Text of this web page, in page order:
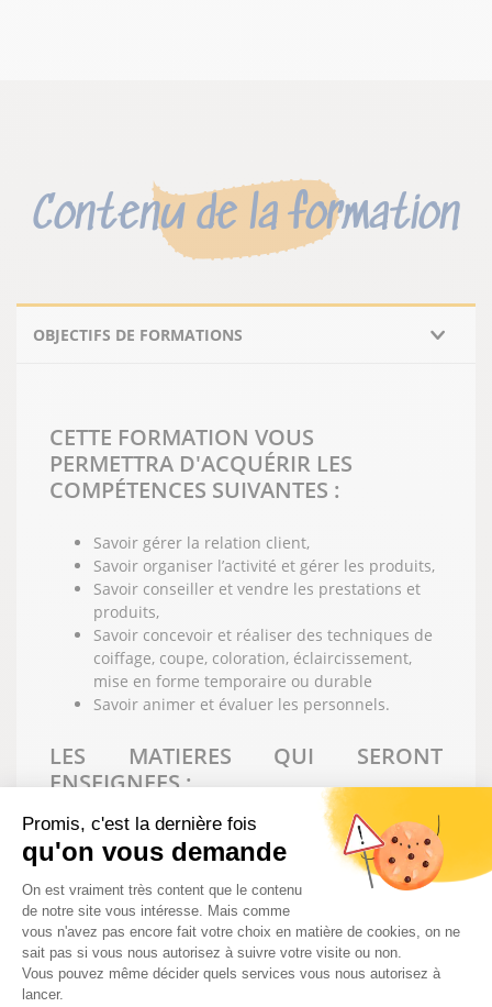
Promis, c'est la dernière fois
qu'on vous demande
Plateforme de Gestion du
On est vraiment très content que le contenu
de notre site vous intéresse. Mais comme
vous n'avez pas encore fait votre choix en matière de cookies, on ne
sait pas si vous nous autorisez à suivre votre visite ou non.
Vous pouvez même décider quels services vous nous autorisez à
lancer.
Contenu de la formation
OBJECTIFS DE FORMATIONS
CETTE FORMATION VOUS
PERMETTRA D'ACQUÉRIR LES
COMPÉTENCES SUIVANTES :
Savoir gérer la relation client,
Savoir organiser l’activité et gérer les produits,
Savoir conseiller et vendre les prestations et
produits,
Savoir concevoir et réaliser des techniques de
coiffage, coupe, coloration, éclaircissement,
mise en forme temporaire ou durable
Savoir animer et évaluer les personnels.
LES MATIERES QUI SERONT
ENSEIGNEES :
Pratique professionnelle
Technologie professionnelle
Vente-conseil
Management et gestion de l'entreprise
Biologie
Physique - Chimie
Arts appliqués à la profession et Culture